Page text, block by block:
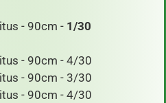
- 90cm - 1/30
- 90cm - 4/30
- 90cm - 3/30
- 90cm - 4/30